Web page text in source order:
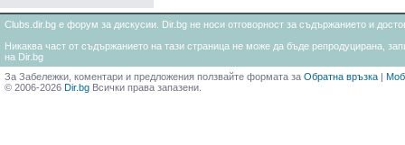
Clubs.dir.bg е форум за дискусии. Dir.bg не носи отговорност за съдържанието и
Никаква част от съдържанието на тази страница не може да бъде репродуцирана,
на Dir.bg
За Забележки, коментари и предложения ползвайте формата за Обратна връзка |
© 2006-2026 Dir.bg Всички права запазени.